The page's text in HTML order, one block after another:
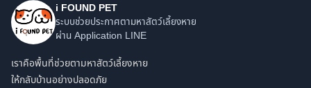
i FOUND PET
ระบบช่วยประกาศตามหาสัตว์เลี้ยงหาย
ผ่าน Application LINE
เราคือพื้นที่ช่วยตามหาสัตว์เลี้ยงหาย
ให้กลับบ้านอย่างปลอดภัย